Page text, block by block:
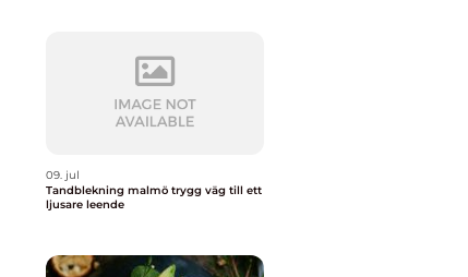
09. jul
Tandblekning malmö trygg väg till ett
ljusare leende